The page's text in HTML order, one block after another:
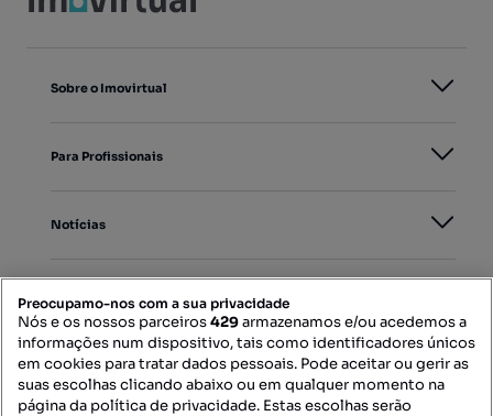
Sobre o Imovirtual
Para Profissionais
Notícias
Mapa do Site
Preocupamo-nos com a sua privacidade
Nós e os nossos parceiros429armazenamos e/ou acedemos a
informações num dispositivo, tais como identificadores únicos
em cookies para tratar dados pessoais. Pode aceitar ou gerir as
suas escolhas clicando abaixo ou em qualquer momento na
página da política de privacidade. Estas escolhas serão